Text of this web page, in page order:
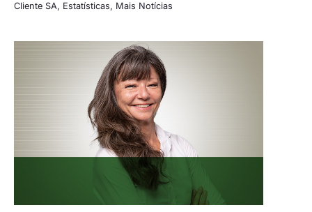
Cliente SA, Estatísticas, Mais Notícias